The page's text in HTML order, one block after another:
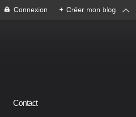
Connexion + Créer mon blog
Contact